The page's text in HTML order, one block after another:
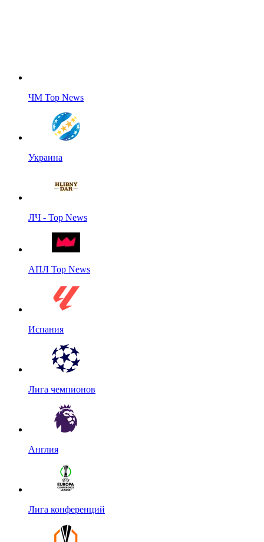
ЧМ Top News
Украина
ЛЧ - Top News
АПЛ Top News
Испания
Лига чемпионов
Англия
Лига конференций